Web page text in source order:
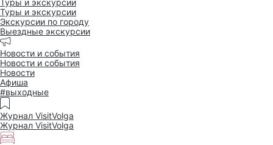
Туры и экскурсии
Туры и экскурсии
Экскурсии по городу
Выездные экскурсии
Новости и события
Новости и события
Новости
Афиша
#выходные
Журнал VisitVolga
Журнал VisitVolga